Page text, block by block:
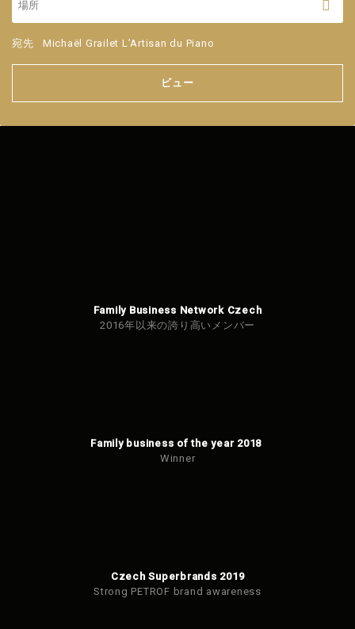
宛先 Michaël Grailet L’Artisan du Piano
ビュー
Family Business Network Czech
2016年以来の誇り高いメンバー
Family business of the year 2018
Winner
Czech Superbrands 2019
Strong PETROF brand awareness